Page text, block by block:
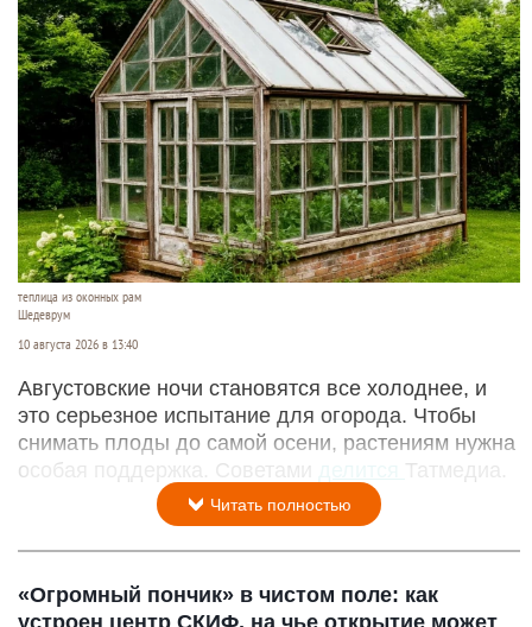
теплица из оконных рам
Шедеврум
10 августа 2026 в 13:40
Августовские ночи становятся все холоднее, и
это серьезное испытание для огорода. Чтобы
снимать плоды до самой осени, растениям нужна
особая поддержка. Советами
Татмедиа.
Читать полностью
«Огромный пончик» в чистом поле: как
устроен центр СКИФ, на чье открытие может